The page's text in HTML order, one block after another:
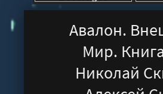
Авалон.
Мир.
Николай